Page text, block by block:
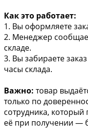
Как это работает:
1. Вы оформляете
2. Менеджер
складе.
3. Вы забираете
часы склада.
Важно: товар
только по
сотрудника, который
её при получении —